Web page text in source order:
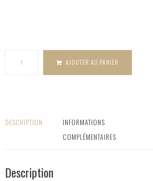
AJOUTER AU PANIER
DESCRIPTION
INFORMATIONS
COMPLÉMENTAIRES
Description